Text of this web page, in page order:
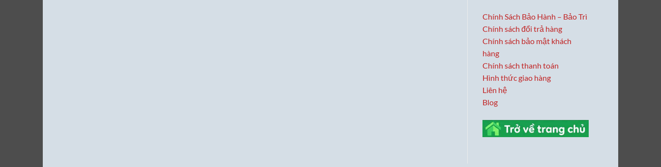
Chính Sách Bảo Hành – Bảo Trì
Chính sách đổi trả hàng
Chính sách bảo mật khách
hàng
Chính sách thanh toán
Hình thức giao hàng
Liên hệ
Blog